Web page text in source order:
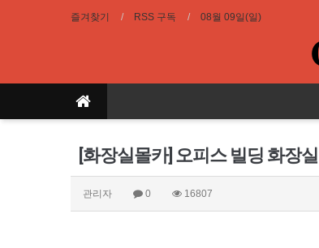
즐겨찾기 RSS 구독 08월 09일(일)
[화장실몰카] 오피스 빌딩 화장
관리자 0 16807